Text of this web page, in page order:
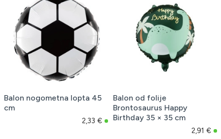
Balon nogometna lopta 45
cm
2,33 €
Balon od folije
Brontosaurus Happy
Birthday 35 × 35 cm
2,91 €